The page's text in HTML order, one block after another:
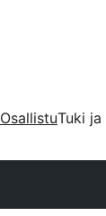
OsallistuTuki ja